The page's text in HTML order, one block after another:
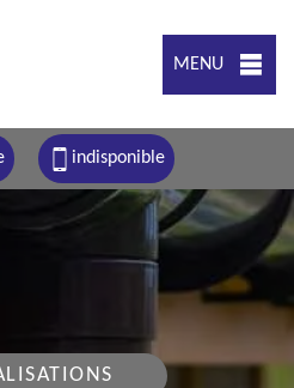
MENU
indisponible